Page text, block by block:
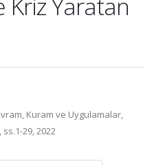
Kuram ve Uygulamalar,
29, 2022